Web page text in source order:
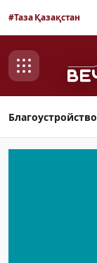
#Таза Қазақстан
Благоустройство